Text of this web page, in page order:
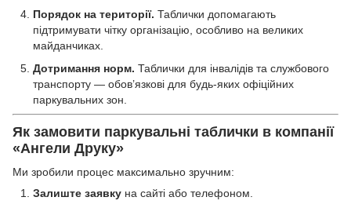
Порядок на території. Таблички допомагають
підтримувати чітку організацію, особливо на великих
майданчиках.
Дотримання норм. Таблички для інвалідів та службового
транспорту — обов’язкові для будь-яких офіційних
паркувальних зон.
Як замовити паркувальні таблички в компанії
«Ангели Друку»
Ми зробили процес максимально зручним:
Залиште заявку на сайті або телефоном.